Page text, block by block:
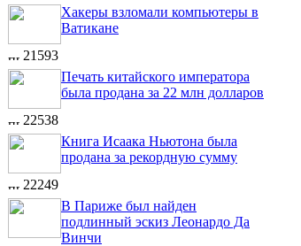
Хакеры взломали компьютеры в
Ватикане
21593
Печать китайского императора
была продана за 22 млн долларов
22538
Книга Исаака Ньютона была
продана за рекордную сумму
22249
В Париже был найден
подлинный эскиз Леонардо Да
Винчи